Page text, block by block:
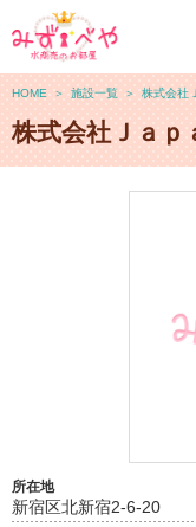
HOME ＞ 施設一覧 ＞ 株式会社
株式会社Ｊａｐ
所在地
新宿区北新宿2-6-20